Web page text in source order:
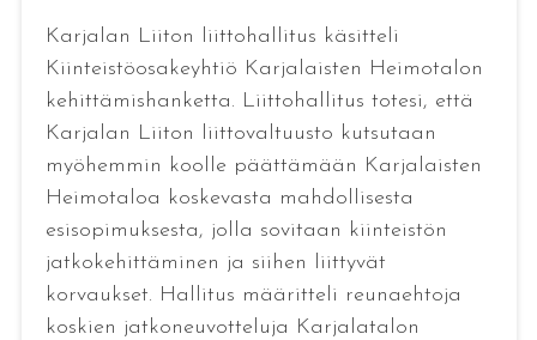
Karjalan Liiton liittohallitus käsitteli
Kiinteistöosakeyhtiö Karjalaisten Heimotalon
kehittämishanketta. Liittohallitus totesi, että
Karjalan Liiton liittovaltuusto kutsutaan
myöhemmin koolle päättämään Karjalaisten
Heimotaloa koskevasta mahdollisesta
esisopimuksesta, jolla sovitaan kiinteistön
jatkokehittäminen ja siihen liittyvät
korvaukset. Hallitus määritteli reunaehtoja
koskien jatkoneuvotteluja Karjalatalon